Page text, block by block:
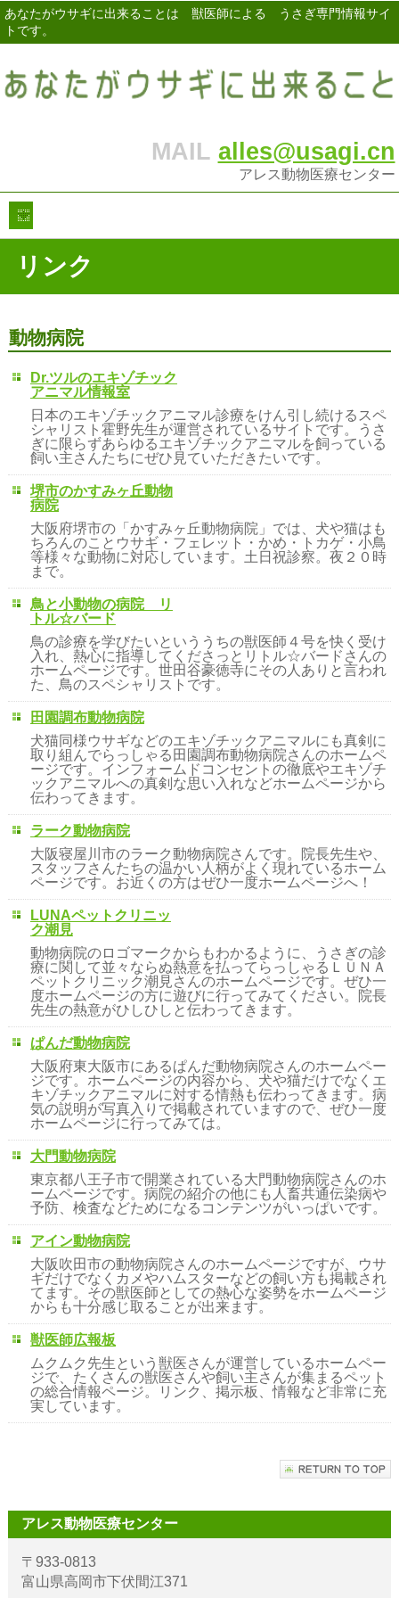
あなたがウサギに出来ることは 獣医師による うさぎ専門情報サイ
トです。
MAIL alles@usagi.cn
アレス動物医療センター
リンク
動物病院
Dr.ツルのエキゾチック
アニマル情報室
日本のエキゾチックアニマル診療をけん引し続けるスペ
シャリスト霍野先生が運営されているサイトです。うさ
ぎに限らずあらゆるエキゾチックアニマルを飼っている
飼い主さんたちにぜひ見ていただきたいです。
堺市のかすみヶ丘動物
病院
大阪府堺市の「かすみヶ丘動物病院」では、犬や猫はも
ちろんのことウサギ・フェレット・かめ・トカゲ・小鳥
等様々な動物に対応しています。土日祝診察。夜２０時
まで。
鳥と小動物の病院 リ
トル☆バード
鳥の診療を学びたいといううちの獣医師４号を快く受け
入れ、熱心に指導してくださっとリトル☆バードさんの
ホームページです。世田谷豪徳寺にその人ありと言われ
た、鳥のスペシャリストです。
田園調布動物病院
犬猫同様ウサギなどのエキゾチックアニマルにも真剣に
取り組んでらっしゃる田園調布動物病院さんのホームペ
ージです。インフォームドコンセントの徹底やエキゾチ
ックアニマルへの真剣な思い入れなどホームページから
伝わってきます。
ラーク動物病院
大阪寝屋川市のラーク動物病院さんです。院長先生や、
スタッフさんたちの温かい人柄がよく現れているホーム
ページです。お近くの方はぜひ一度ホームページへ！
LUNAペットクリニッ
ク潮見
動物病院のロゴマークからもわかるように、うさぎの診
療に関して並々ならぬ熱意を払ってらっしゃるＬＵＮＡ
ペットクリニック潮見さんのホームページです。ぜひ一
度ホームページの方に遊びに行ってみてください。院長
先生の熱意がひしひしと伝わってきます。
ぱんだ動物病院
大阪府東大阪市にあるぱんだ動物病院さんのホームペー
ジです。ホームページの内容から、犬や猫だけでなくエ
キゾチックアニマルに対する情熱も伝わってきます。病
気の説明が写真入りで掲載されていますので、ぜひ一度
ホームページに行ってみては。
大門動物病院
東京都八王子市で開業されている大門動物病院さんのホ
ームページです。病院の紹介の他にも人畜共通伝染病や
予防、検査などためになるコンテンツがいっぱいです。
アイン動物病院
大阪吹田市の動物病院さんのホームページですが、ウサ
ギだけでなくカメやハムスターなどの飼い方も掲載され
てます。その獣医師としての熱心な姿勢をホームページ
からも十分感じ取ることが出来ます。
獣医師広報板
ムクムク先生という獣医さんが運営しているホームペー
ジで、たくさんの獣医さんや飼い主さんが集まるペット
の総合情報ページ。リンク、掲示板、情報など非常に充
実しています。
アレス動物医療センター
〒933-0813
富山県高岡市下伏間江371